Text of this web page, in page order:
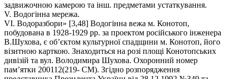
задвижочною камерою та інш. предметами устаткування.
V. Водогінна мережа.
VІ. Водоразбори» [3,48] Водогінна вежа м. Конотоп,
побудована в 1928-1929 pр. за проектом російського інженера
В.Шухова, є об’єктом культурної спадщини м. Конотоп, його
візитною карткою. Знаходиться на розі площі Конотопських
дивізій та вул. Володимира Шухова. Охоронний номер
пам’ятки 200112(219- СМ). Згідно розпорядження